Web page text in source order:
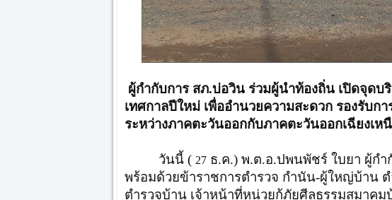
ผู้กำกับการ สภ.บ่อวิน ร่วมผู้นำท้องถิ่น เปิดจุดบ
เทศกาลปีใหม่ เพื่ออำนวยความสะดวก รองรับก
ระหว่างภาคตะวันออกกับภาคตะวันออกเฉียงเห
วันนี้ ( 27ธ.ค.) พ.ต.อ.ปพนพัชร์ ใบยา ผู้กำ
พร้อมด้วยข้าราชการตำรวจ กำนัน-ผู้ใหญ่บ้าน
ตำรวจบ้าน เจ้าหน้าที่หน่วยกู้ภัยศีลธรรมสมาค